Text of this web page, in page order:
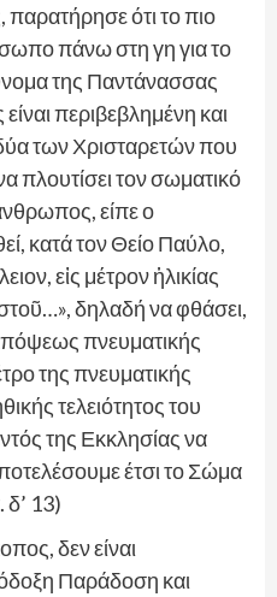
ότι το πιο
πάνω στη γη για το
της Παντάνασσας
περιβεβλημένη και
των Χρισταρετών που
πλουτίσει τον σωματικό
είπε ο
κατά τον Θείο Παύλο,
εἰς μέτρον ἡλικίας
δηλαδή να φθάσει,
πνευματικής
της πνευματικής
τελειότητος του
της Εκκλησίας να
έτσι το Σώμα
13)
δεν είναι
Παράδοση και